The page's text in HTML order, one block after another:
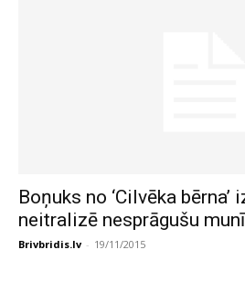
Boņuks no ‘Cilvēka bērna’
neitralizē nesprāgušu
Brivbridis.lv - 19/11/2015